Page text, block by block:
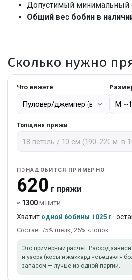
Допустимый минимальный
Общий вес бобин в
Сколько нужно
Что вяжете
Толщина пряжи
ПОНАДОБИТСЯ ПРИМЕРНО
620 г пряжи
≈ 1300м нити
Хватит одной бобины 1025 г ·
Состав: 75% шелк, 25% хлопок
Это примерный расчет. Расход
и узора (косы и жаккард «съедают»
запасом — лучше из одной партии.